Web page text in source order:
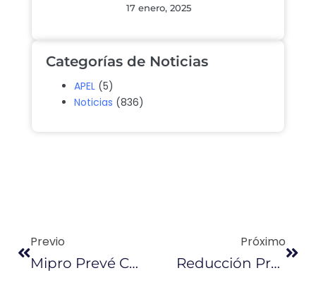
17 enero, 2025
Categorías de Noticias
APEL (5)
Noticias (836)
Previo
Mipro Prevé Crecimiento De 2% En La Industria
Próximo
Reducción Progresiva De Aranceles Acuerda Sector Automotriz Y Gobierno